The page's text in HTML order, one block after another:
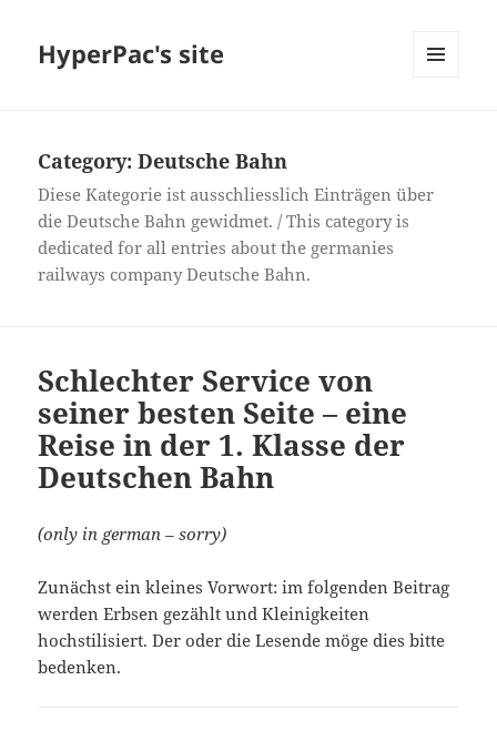
HyperPac's site
Category:Deutsche Bahn
Diese Kategorie ist ausschliesslich Einträgen über
die Deutsche Bahn gewidmet. / This category is
dedicated for all entries about the germanies
railways company Deutsche Bahn.
Schlechter Service von
seiner besten Seite – eine
Reise in der 1. Klasse der
Deutschen Bahn
(only in german – sorry)
Zunächst ein kleines Vorwort: im folgenden Beitrag
werden Erbsen gezählt und Kleinigkeiten
hochstilisiert. Der oder die Lesende möge dies bitte
bedenken.